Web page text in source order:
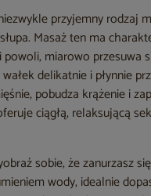
przyjemny rodzaj
Masaż ten ma
miarowo przesuwa
delikatnie i płynnie
pobudza krążenie i
ciągłą, relaksującą
sobie, że zanurzasz
wody, idealnie